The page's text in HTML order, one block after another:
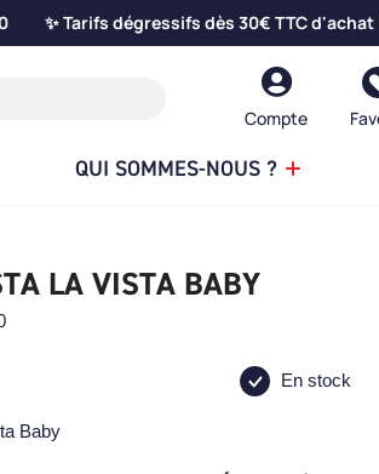
✨ Tarifs dégressifs dès 30€ TTC d'achat
Compte
QUI SOMMES-NOUS ?
LA VISTA BABY
En stock
Baby